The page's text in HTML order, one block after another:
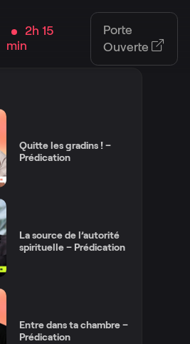
2h 15
min
Porte
Ouverte
Quitte les gradins ! –
Prédication
La source de l’autorité
spirituelle – Prédication
Entre dans ta chambre –
Prédication